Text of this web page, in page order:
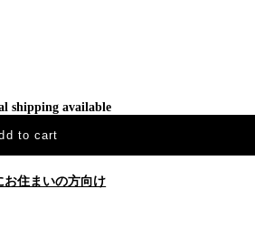
shipping available
to cart
お住まいの方向け